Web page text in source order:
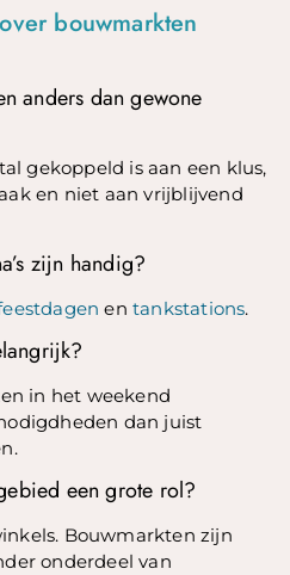
bouwmarkten
anders dan gewone
gekoppeld is aan een klus,
en niet aan vrijblijvend
zijn handig?
entankstations.
in het weekend
dan juist
een grote rol?
Bouwmarkten zijn
onderdeel van